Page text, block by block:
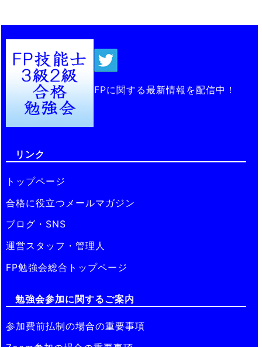
FPに関する最新情報を配信中！
リンク
トップページ
合格に役立つメールマガジン
ブログ・SNS
運営スタッフ・管理人
FP勉強会総合トップページ
勉強会参加に関するご案内
参加費前払制の場合の重要事項